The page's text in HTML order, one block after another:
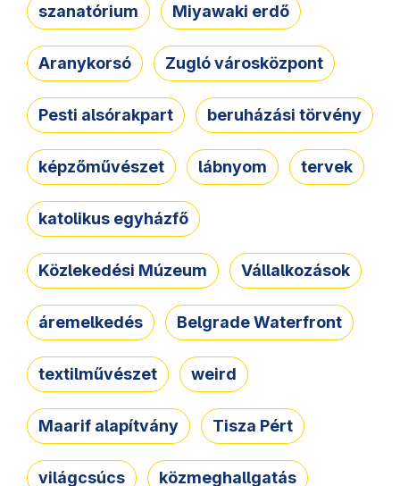
szanatórium Miyawaki erdő
Aranykorsó Zugló városközpont
Pesti alsórakpart beruházási törvény
képzőművészet lábnyom tervek
katolikus egyházfő
Közlekedési Múzeum Vállalkozások
áremelkedés Belgrade Waterfront
textilművészet weird
Maarif alapítvány Tisza Pért
világcsúcs közmeghallgatás